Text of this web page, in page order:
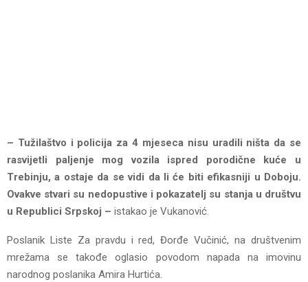
– Tužilaštvo i policija za 4 mjeseca nisu uradili ništa da se
rasvijetli paljenje mog vozila ispred porodične kuće u
Trebinju, a ostaje da se vidi da li će biti efikasniji u Doboju.
Ovakve stvari su nedopustive i pokazatelj su stanja u društvu
u Republici Srpskoj – istakao je Vukanović.
Poslanik Liste Za pravdu i red, Đorđe Vučinić, na društvenim
mrežama se takođe oglasio povodom napada na imovinu
narodnog poslanika Amira Hurtića.